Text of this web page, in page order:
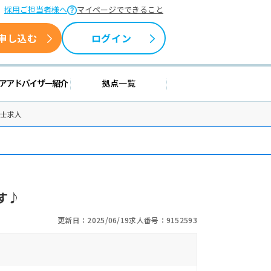
採用ご担当者様へ マイページでできること
し込む ログイン
情報 キャリアアドバイザー紹介拠点一覧
求人
♪
更新日：2025/06/19求人番号：9152593